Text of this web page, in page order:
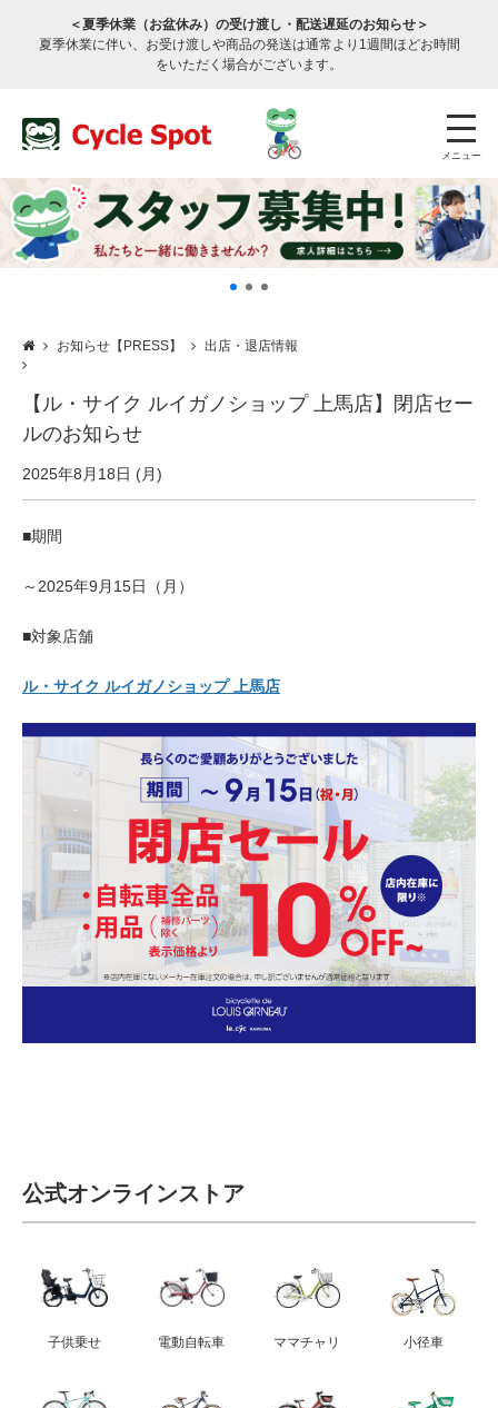
＜夏季休業（お盆休み）の受け渡し・配送遅延のお知らせ＞
夏季休業に伴い、お受け渡しや商品の発送は通常より1週間ほどお時間
をいただく場合がございます。
メニュー
サービスのご案内
サービス全般
修理・メンテナンス工賃
SpotMateログイン
オリジナル自転車
PB全車種カタログ
Norwayシリーズ
特集
お知らせ【PRESS】 出店・退店情報
【ル・サイク ルイガノショップ 上馬店】閉店セー
ルのお知らせ
2025年8月18日 (月)
■期間
～2025年9月15日（月）
■対象店舗
ル・サイク ルイガノショップ 上馬店
公式オンラインストア
子供乗せ 電動自転車 ママチャリ 小径車